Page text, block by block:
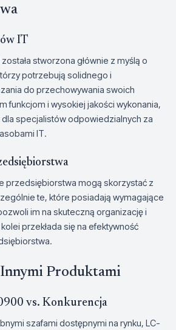
IT
stworzona głównie z myślą o
potrzebują solidnego i
do przechowywania swoich
funkcjom i wysokiej jakości wykonania,
specjalistów odpowiedzialnych za
IT.
przedsiębiorstwa mogą skorzystać z
te, które posiadają wymagające
im na skuteczną organizację i
przekłada się na efektywność
Produktami
vs. Konkurencja
szafami dostępnymi na rynku, LC-